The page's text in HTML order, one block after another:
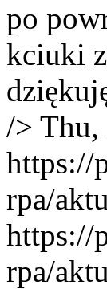
po
kciuki
/> Thu,
https://
rpa/
https://
rpa/